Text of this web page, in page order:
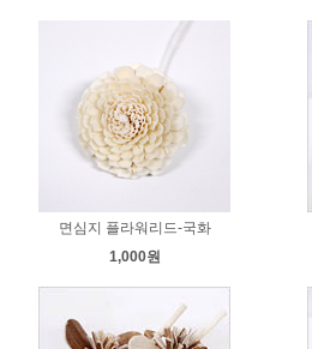
면심지 플라워리드-국화
1,000원